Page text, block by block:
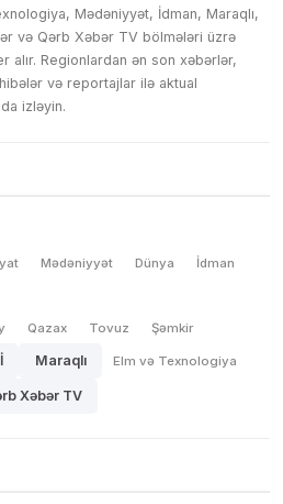
Mədəniyyət, İdman, Maraqlı,
və Qərb Xəbər TV bölmələri üzrə
alır. Regionlardan ən son xəbərlər,
və reportajlar ilə aktual
izləyin.
Mədəniyyət Dünya İdman
Qazax Tovuz Şəmkir
Maraqlı Elm və Texnologiya
Xəbər TV